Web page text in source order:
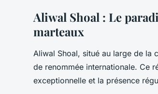
Aliwal Shoal : Le
marteaux
Aliwal Shoal, situé au large de la
de renommée internationale. Ce
exceptionnelle et la présence